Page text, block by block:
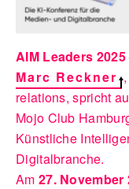
AIM Leaders
Marc Reckner
relations, spricht
Mojo Club
Künstliche
Digitalbranche.
Am 27. November